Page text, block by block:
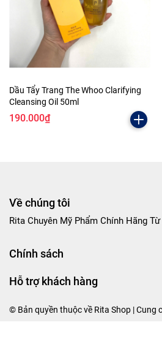
Dầu Tẩy Trang The Whoo Clarifying
Cleansing Oil 50ml
190.000₫
Về chúng tôi
Rita Chuyên Mỹ Phẩm Chính Hãng
Chính sách
Hỗ trợ khách hàng
© Bản quyền thuộc về Rita Shop | Cung